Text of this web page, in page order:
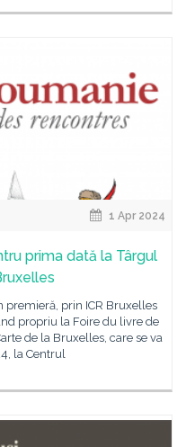
1 Apr 2024
prima dată la Târgul
prin ICR Bruxelles
propriu la Foire du livre de
de la Bruxelles, care se va
la Centrul